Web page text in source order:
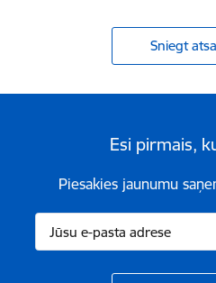
Sniegt
Esi pirmais,
Piesakies jaunumu